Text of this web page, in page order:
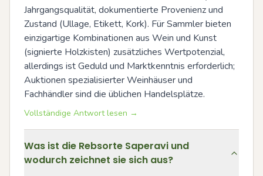
Jahrgangsqualität, dokumentierte Provenienz und
Zustand (Ullage, Etikett, Kork). Für Sammler bieten
einzigartige Kombinationen aus Wein und Kunst
(signierte Holzkisten) zusätzliches Wertpotenzial,
allerdings ist Geduld und Marktkenntnis erforderlich;
Auktionen spezialisierter Weinhäuser und
Fachhändler sind die üblichen Handelsplätze.
Vollständige Antwort lesen →
Was ist die Rebsorte Saperavi und
wodurch zeichnet sie sich aus?